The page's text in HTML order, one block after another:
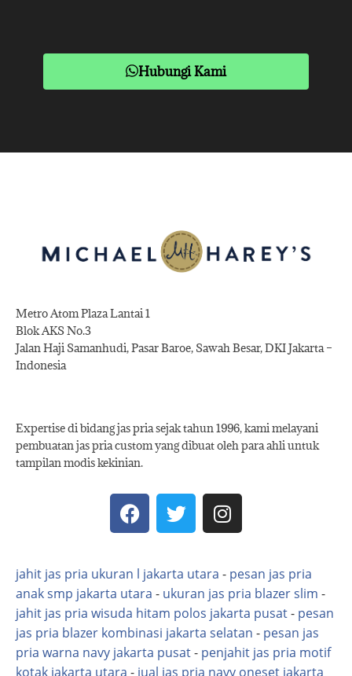
Hubungi Kami
Metro Atom Plaza Lantai 1
Blok AKS No.3
Jalan Haji Samanhudi, Pasar Baroe, Sawah Besar, DKI Jakarta –
Indonesia
Expertise di bidang jas pria sejak tahun 1996, kami melayani
pembuatan jas pria custom yang dibuat oleh para ahli untuk
tampilan modis kekinian.
jahit jas pria ukuran l jakarta utara - pesan jas pria
anak smp jakarta utara - ukuran jas pria blazer slim -
jahit jas pria wisuda hitam polos jakarta pusat- pesan
jas pria blazer kombinasi jakarta selatan - pesan jas
pria warna navy jakarta pusat- penjahit jas pria motif
kotak jakarta utara - jual jas pria navy oneset jakarta